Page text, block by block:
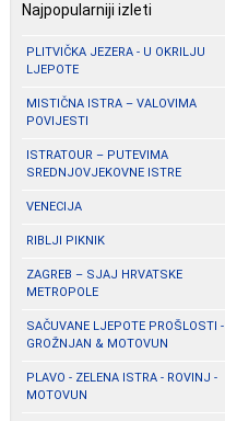
Najpopularniji izleti
PLITVIČKA JEZERA - U OKRILJU
LJEPOTE
MISTIČNA ISTRA – VALOVIMA
POVIJESTI
ISTRATOUR – PUTEVIMA
SREDNJOVJEKOVNE ISTRE
VENECIJA
RIBLJI PIKNIK
ZAGREB – SJAJ HRVATSKE
METROPOLE
SAČUVANE LJEPOTE PROŠLOSTI -
GROŽNJAN & MOTOVUN
PLAVO - ZELENA ISTRA - ROVINJ -
MOTOVUN